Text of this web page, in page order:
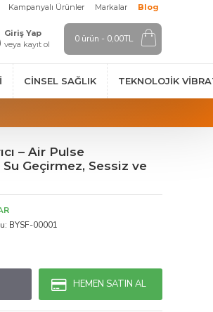
Kampanyalı Ürünler Markalar Blog
Giriş Yap
veya kayıt ol
0 ürün - 0,00TL
CINSEL SAĞLIK TEKNOLOJIK
– Air Pulse
Geçirmez, Sessiz ve
BYSF-00001
HEMEN SATIN AL